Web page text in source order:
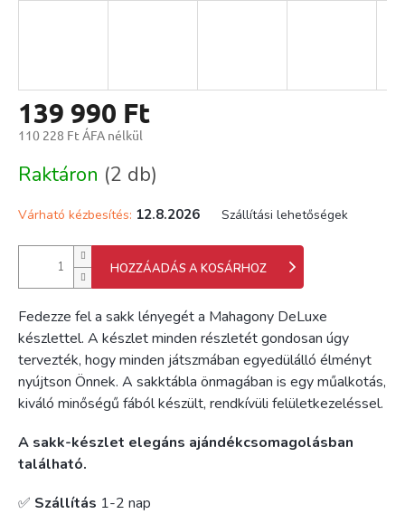
139 990 Ft
110 228 Ft ÁFA nélkül
Raktáron (2 db)
Várható kézbesítés: 12.8.2026 Szállítási lehetőségek
HOZZÁADÁS A KOSÁRHOZ
Fedezze fel a sakk lényegét a Mahagony DeLuxe
készlettel. A készlet minden részletét gondosan úgy
tervezték, hogy minden játszmában egyedülálló élményt
nyújtson Önnek. A sakktábla önmagában is egy műalkotás,
kiváló minőségű fából készült, rendkívüli felületkezeléssel.
A sakk-készlet elegáns ajándékcsomagolásban
található.
✅ Szállítás 1-2 nap